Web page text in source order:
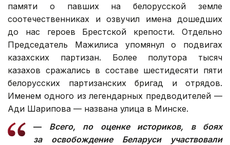
памяти о павших на белорусской земле
соотечественниках и озвучил имена дошедших
до нас героев Брестской крепости. Отдельно
Председатель Мажилиса упомянул о подвигах
казахских партизан. Более полутора тысяч
казахов сражались в составе шестидесяти пяти
белорусских партизанских бригад и отрядов.
Именем одного из легендарных предводителей —
Ади Шарипова — названа улица в Минске.
— Всего, по оценке историков, в боях
за освобождение Беларуси участвовали